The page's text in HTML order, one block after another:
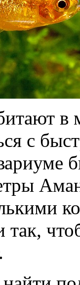
в
с